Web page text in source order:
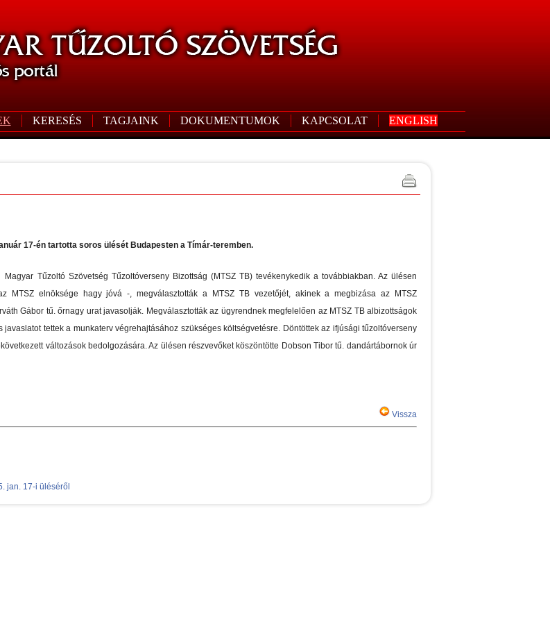
KERESÉS TAGJAINK DOKUMENTUMOK KAPCSOLAT ENGLISH
17-én tartotta soros ülését Budapesten a Tímár-teremben.
Tűzoltó Szövetség Tűzoltóverseny Bizottság (MTSZ TB) tevékenykedik a továbbiakban. Az ülésen
MTSZ elnöksége hagy jóvá -, megválasztották a MTSZ TB vezetőjét, akinek a megbizása az MTSZ
Gábor tű. őrnagy urat javasolják. Megválasztották az ügyrendnek megfelelően az MTSZ TB albizottságok
tettek a munkaterv végrehajtásához szükséges költségvetésre. Döntöttek az ifjúsági tűzoltóverseny
változások bedolgozására. Az ülésen részvevőket köszöntötte Dobson Tibor tű. dandártábornok úr
Vissza
jan. 17-i üléséről